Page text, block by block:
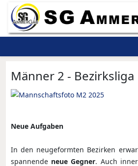
Männer 2 - Bezirksliga
Neue Aufgaben
In den neugeformten Bezirken
spannende neue Gegner. Auch